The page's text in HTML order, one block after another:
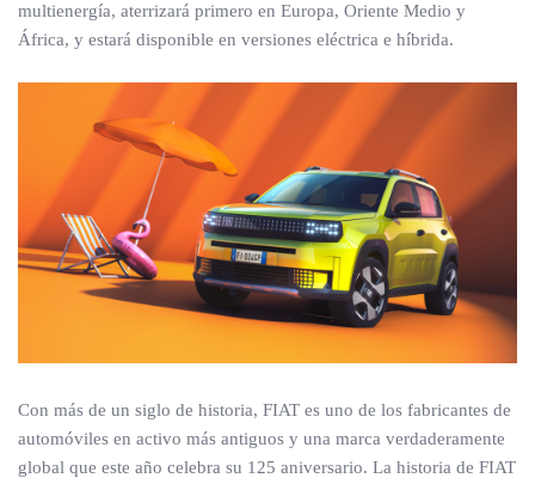
multienergía, aterrizará primero en Europa, Oriente Medio y
África, y estará disponible en versiones eléctrica e híbrida.
Con más de un siglo de historia, FIAT es uno de los fabricantes de
automóviles en activo más antiguos y una marca verdaderamente
global que este año celebra su 125 aniversario. La historia de FIAT